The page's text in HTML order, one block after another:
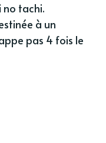
no tachi.
à un
pas 4 fois le